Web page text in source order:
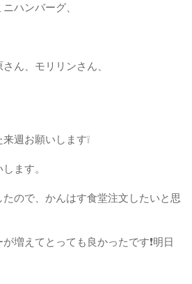
ハンバーグ、
ん、モリリンさん、
週お願いします❕
ます。
ので、かんはす食堂注文したいと思
増えてとっても良かったです❗明日